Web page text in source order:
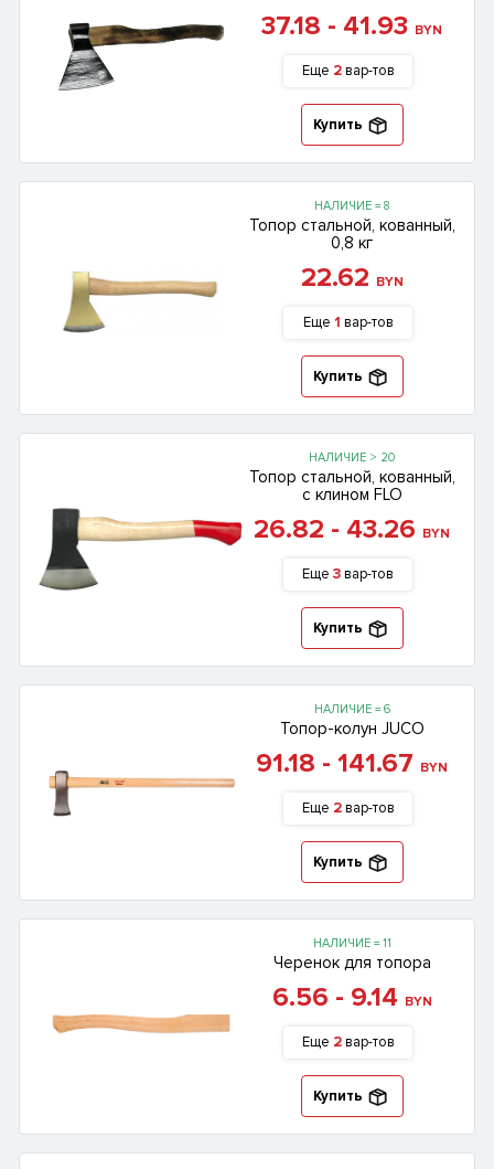
37.18 - 41.93 BYN
Еще 2 вар-тов
Купить
НАЛИЧИЕ = 8
Топор стальной, кованный,
0,8 кг
22.62 BYN
Еще 1 вар-тов
Купить
НАЛИЧИЕ > 20
Топор стальной, кованный,
с клином FLO
26.82 - 43.26 BYN
Еще 3вар-тов
Купить
НАЛИЧИЕ = 6
Топор-колун JUCO
91.18 - 141.67 BYN
Еще 2 вар-тов
Купить
НАЛИЧИЕ = 11
Черенок для топора
6.56 - 9.14 BYN
Еще 2 вар-тов
Купить